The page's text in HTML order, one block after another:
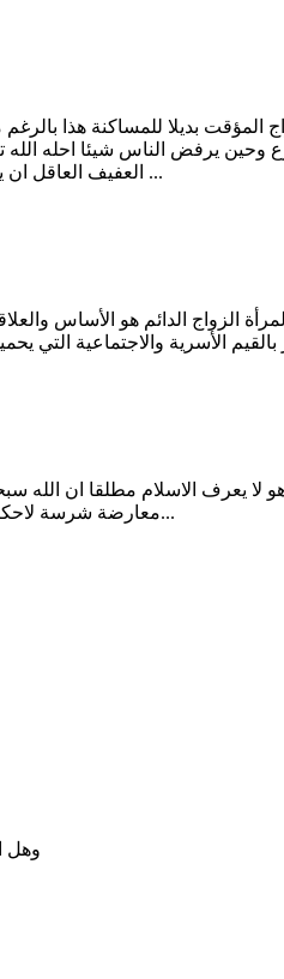
المؤقت بديلا للمساكنة هذا
وحين يرفض الناس شيئا احله الله
العفيف العاقل ان يتجنب كل شيء ويعتزل لان الحلال مسموم والحرام مسموم للاسف الشديد وحتى يرتاح عليه ان يعيش بعيدا ...
الزواج الدائم هو الأساس
الأسرية والاجتماعية التي
يعرف الاسلام مطلقا ان الله
معارضة شرسة لاحكامه من قبل عباده وهنا سيكون لجهنم في الاخرة الدور المنتظر لكل من يعارض الاحكام الالهية بعقله البائس...
وهل